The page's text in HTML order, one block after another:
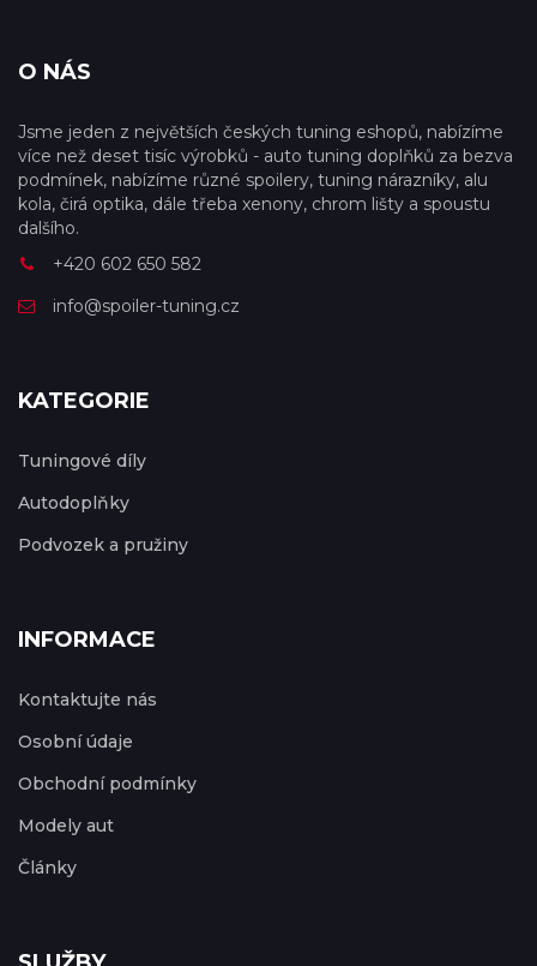
O NÁS
Jsme jeden z největších českých tuning eshopů, nabízíme
více než deset tisíc výrobků - auto tuning doplňků za bezva
podmínek, nabízíme různé spoilery, tuning nárazníky, alu
kola, čirá optika, dále třeba xenony, chrom lišty a spoustu
dalšího.
+420 602 650 582
info@spoiler-tuning.cz
KATEGORIE
Tuningové díly
Autodoplňky
Podvozek a pružiny
INFORMACE
Kontaktujte nás
Osobní údaje
Obchodní podmínky
Modely aut
Články